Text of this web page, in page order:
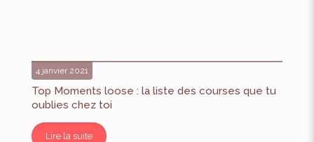
4 janvier 2021
Top Moments loose : la liste des courses que tu
oublies chez toi
Lire la suite